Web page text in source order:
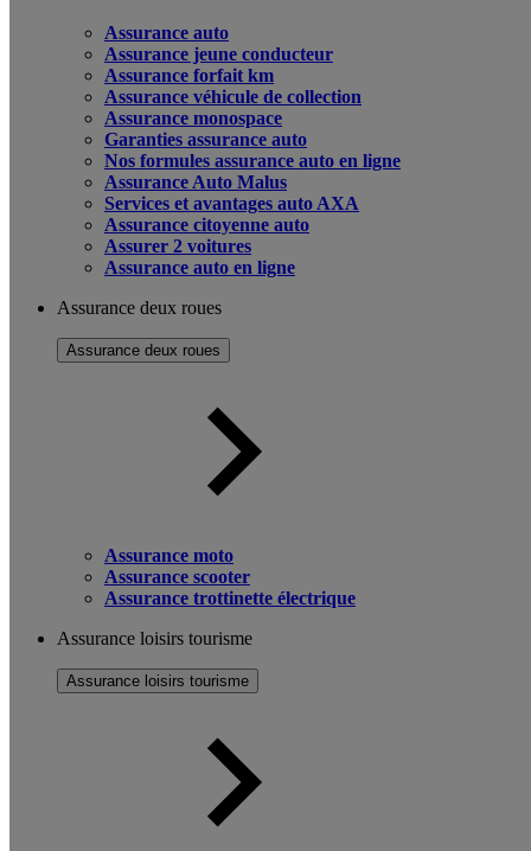
Assurance auto
Assurance jeune conducteur
Assurance forfait km
Assurance véhicule de collection
Assurance monospace
Garanties assurance auto
Nos formules assurance auto en ligne
Assurance Auto Malus
Services et avantages auto AXA
Assurance citoyenne auto
Assurer 2 voitures
Assurance auto en ligne
Assurance deux roues
Assurance deux roues
Assurance moto
Assurance scooter
Assurance trottinette électrique
Assurance loisirs tourisme
Assurance loisirs tourisme